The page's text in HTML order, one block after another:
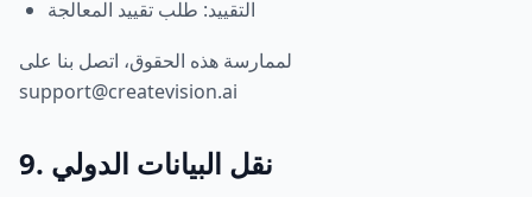
التقييد: طلب تقييد المعالجة
لممارسة هذه الحقوق، اتصل بنا على
support@createvision.ai
9. نقل البيانات الدولي